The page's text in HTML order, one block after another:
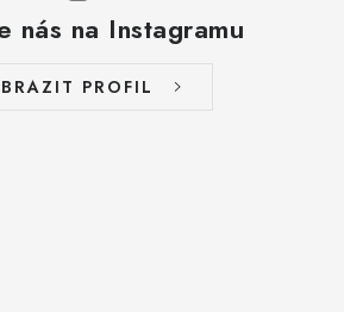
nás na Instagramu
PROFIL